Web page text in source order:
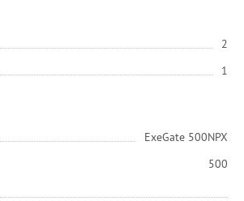
2
1
ExeGate 500NPX
500